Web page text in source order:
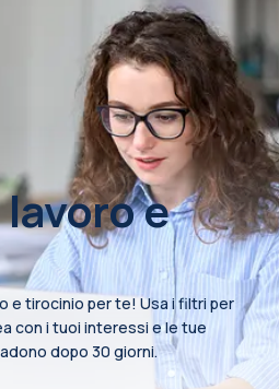
e
e tirocinio per te! Usa i filtri per
con i tuoi interessi e le tue
dopo 30 giorni.